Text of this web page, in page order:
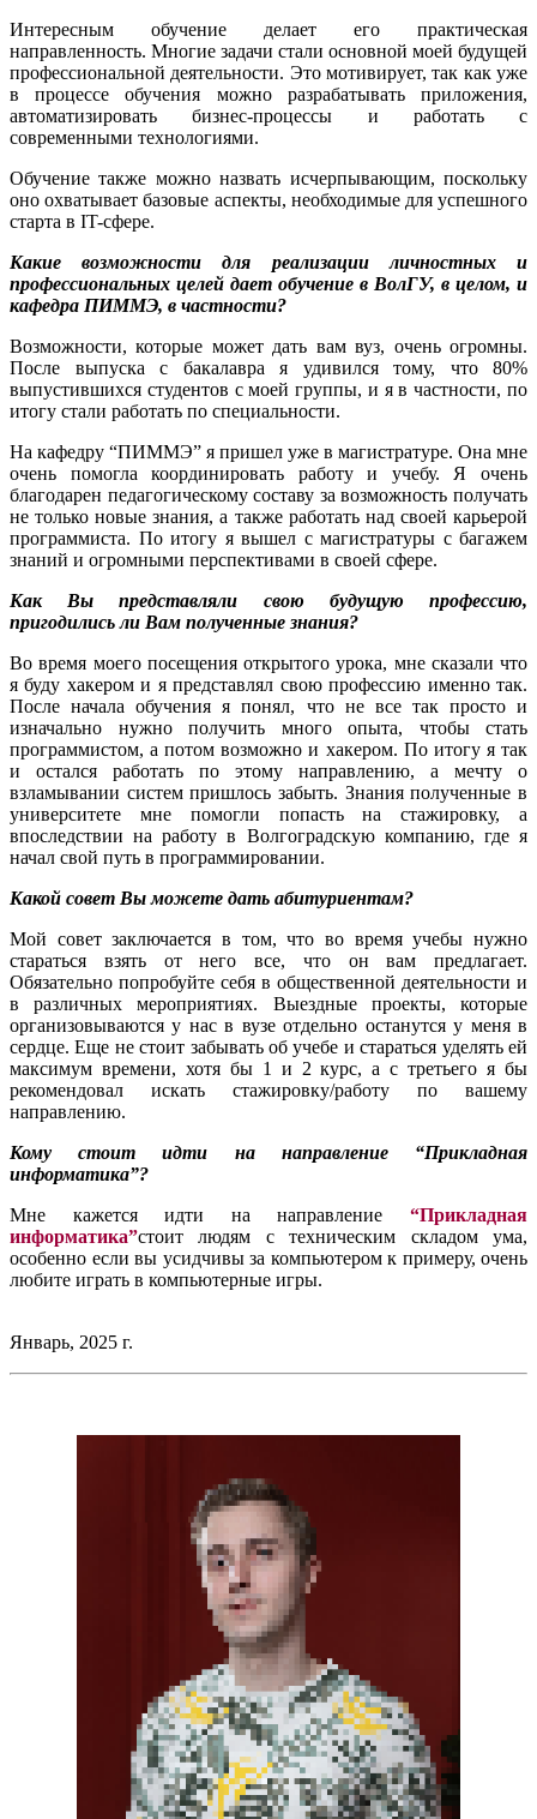
Интересным обучение делает его практическая
направленность. Многие задачи стали основной моей будущей
профессиональной деятельности. Это мотивирует, так как уже
в процессе обучения можно разрабатывать приложения,
автоматизировать бизнес-процессы и работать с
современными технологиями.
Обучение также можно назвать исчерпывающим, поскольку
оно охватывает базовые аспекты, необходимые для успешного
старта в IT-сфере.
Какие возможности для реализации личностных и
профессиональных целей дает обучение в ВолГУ, в целом, и
кафедра ПИММЭ, в частности?
Возможности, которые может дать вам вуз, очень огромны.
После выпуска с бакалавра я удивился тому, что 80%
выпустившихся студентов с моей группы, и я в частности, по
итогу стали работать по специальности.
На кафедру “ПИММЭ” я пришел уже в магистратуре. Она мне
очень помогла координировать работу и учебу. Я очень
благодарен педагогическому составу за возможность получать
не только новые знания, а также работать над своей карьерой
программиста. По итогу я вышел с магистратуры с багажем
знаний и огромными перспективами в своей сфере.
Как Вы представляли свою будущую профессию,
пригодились ли Вам полученные знания?
Во время моего посещения открытого урока, мне сказали что
я буду хакером и я представлял свою профессию именно так.
После начала обучения я понял, что не все так просто и
изначально нужно получить много опыта, чтобы стать
программистом, а потом возможно и хакером. По итогу я так
и остался работать по этому направлению, а мечту о
взламывании систем пришлось забыть. Знания полученные в
университете мне помогли попасть на стажировку, а
впоследствии на работу в Волгоградскую компанию, где я
начал свой путь в программировании.
Какой совет Вы можете дать абитуриентам?
Мой совет заключается в том, что во время учебы нужно
стараться взять от него все, что он вам предлагает.
Обязательно попробуйте себя в общественной деятельности и
в различных мероприятиях. Выездные проекты, которые
организовываются у нас в вузе отдельно останутся у меня в
сердце. Еще не стоит забывать об учебе и стараться уделять ей
максимум времени, хотя бы 1 и 2 курс, а с третьего я бы
рекомендовал искать стажировку/работу по вашему
направлению.
Кому стоит идти на направление “Прикладная
информатика”?
Мне кажется идти на направление “Прикладная
информатика”стоит людям с техническим складом ума,
особенно если вы усидчивы за компьютером к примеру, очень
любите играть в компьютерные игры.
Январь, 2025 г.